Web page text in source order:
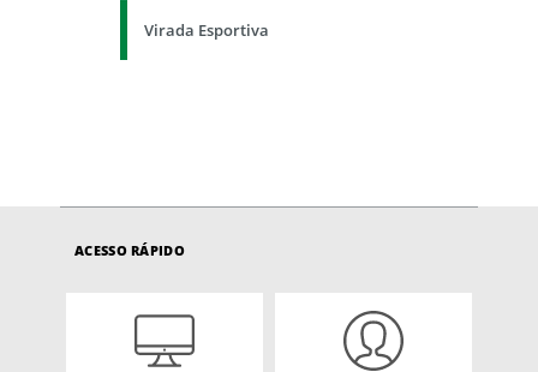
Virada Esportiva
ACESSO RÁPIDO